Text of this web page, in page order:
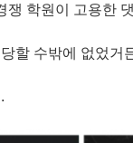
학원이 고용한
할 수밖에 없었거